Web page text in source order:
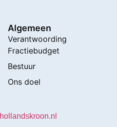
Algemeen
Verantwoording
Fractiebudget
Bestuur
Ons doel